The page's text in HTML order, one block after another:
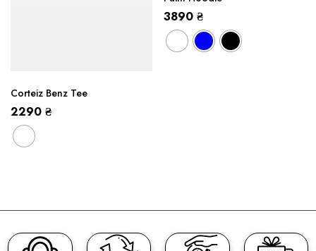
Corteiz Benz Tee
2290 ₴
3890 ₴